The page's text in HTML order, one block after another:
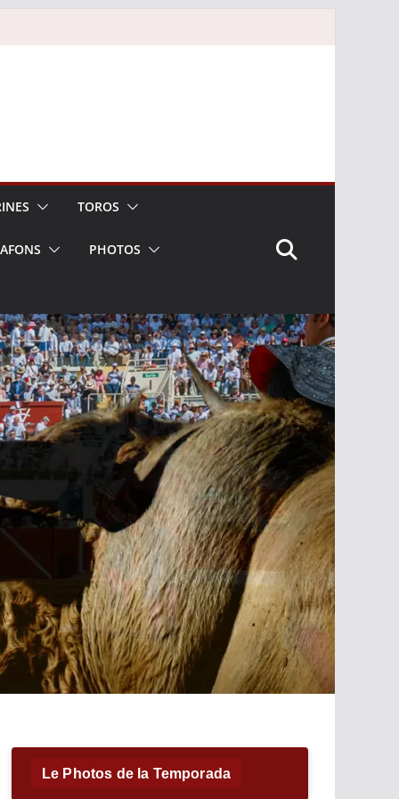
TOROS
PHOTOS
Le Photos de la Temporada